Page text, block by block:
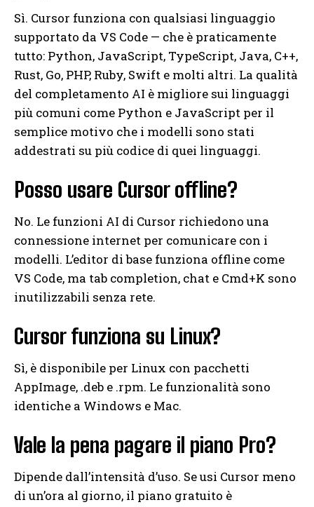
Sì. Cursor funziona con qualsiasi linguaggio
supportato da VS Code — che è praticamente
tutto: Python, JavaScript, TypeScript, Java, C++,
Rust, Go, PHP, Ruby, Swift e molti altri. La qualità
del completamento AI è migliore sui linguaggi
più comuni come Python e JavaScript per il
semplice motivo che i modelli sono stati
addestrati su più codice di quei linguaggi.
Posso usare Cursor offline?
No. Le funzioni AI di Cursor richiedono una
connessione internet per comunicare con i
modelli. L’editor di base funziona offline come
VS Code, ma tab completion, chat e Cmd+K sono
inutilizzabili senza rete.
Cursor funziona su Linux?
Sì, è disponibile per Linux con pacchetti
AppImage, .deb e .rpm. Le funzionalità sono
identiche a Windows e Mac.
Vale la pena pagare il piano Pro?
Dipende dall’intensità d’uso. Se usi Cursor meno
di un’ora al giorno, il piano gratuito è